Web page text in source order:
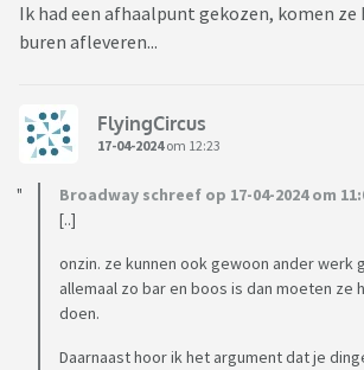
Ik had een afhaalpunt gekozen, komen ze
buren afleveren...
FlyingCircus
17-04-2024om 12:23
Broadway schreef op 17-04-2024 om
[..]
onzin. ze kunnen ook gewoon ander werk
allemaal zo bar en boos is dan moeten ze
doen.
Daarnaast hoor ik het argument dat je